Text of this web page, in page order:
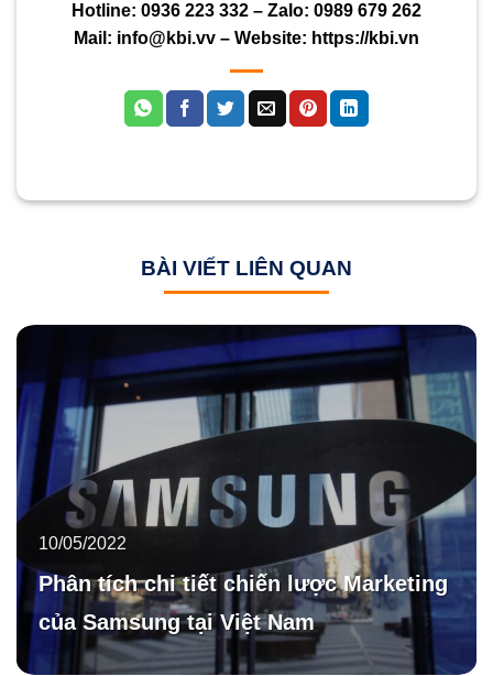
Hotline: 0936 223 332 – Zalo: 0989 679 262
Mail: info@kbi.vv – Website: https://kbi.vn
BÀI VIẾT LIÊN QUAN
Phân tích chi tiết chiến lược Marketing
của Samsung tại Việt Nam
10/05/2022